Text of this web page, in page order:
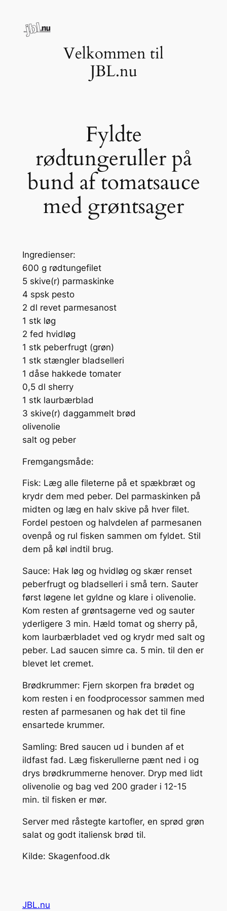
indhold
Velkommen til
JBL.nu
Fyldte
rødtungeruller på
bund af tomatsauce
med grøntsager
Ingredienser:
600 g rødtungefilet
5 skive(r) parmaskinke
4 spsk pesto
2 dl revet parmesanost
1 stk løg
2 fed hvidløg
1 stk peberfrugt (grøn)
1 stk stængler bladselleri
1 dåse hakkede tomater
0,5 dl sherry
1 stk laurbærblad
3 skive(r) daggammelt brød
olivenolie
salt og peber
Fremgangsmåde:
Fisk: Læg alle fileterne på et spækbræt og
krydr dem med peber. Del parmaskinken på
midten og læg en halv skive på hver filet.
Fordel pestoen og halvdelen af parmesanen
ovenpå og rul fisken sammen om fyldet. Stil
dem på køl indtil brug.
Sauce: Hak løg og hvidløg og skær renset
peberfrugt og bladselleri i små tern. Sauter
først løgene let gyldne og klare i olivenolie.
Kom resten af grøntsagerne ved og sauter
yderligere 3 min. Hæld tomat og sherry på,
kom laurbærbladet ved og krydr med salt og
peber. Lad saucen simre ca. 5 min. til den er
blevet let cremet.
Brødkrummer: Fjern skorpen fra brødet og
kom resten i en foodprocessor sammen med
resten af parmesanen og hak det til fine
ensartede krummer.
Samling: Bred saucen ud i bunden af et
ildfast fad. Læg fiskerullerne pænt ned i og
drys brødkrummerne henover. Dryp med lidt
olivenolie og bag ved 200 grader i 12-15
min. til fisken er mør.
Server med råstegte kartofler, en sprød grøn
salat og godt italiensk brød til.
Kilde: Skagenfood.dk
JBL.nu